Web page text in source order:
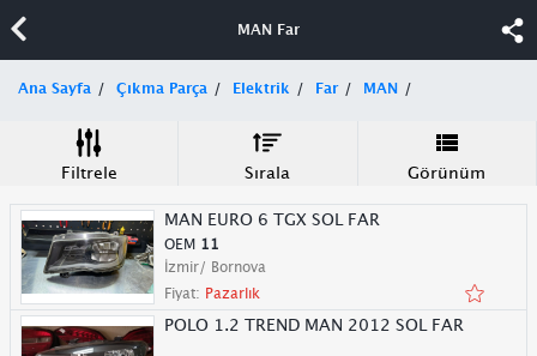
MAN Far
Ana Sayfa Çıkma Parça Elektrik Far MAN
Filtrele Sırala Görünüm
MAN EURO 6 TGX SOL FAR
OEM 11
İzmir/ Bornova
Fiyat: Pazarlık
POLO 1.2 TREND MAN 2012 SOL FAR